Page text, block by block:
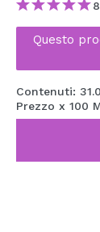
KOREA
TRAVEL
NATURE
Questo
Contenuti:
Prezzo x 100